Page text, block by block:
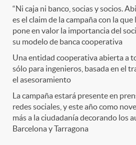
i
a
s
“Ni caja ni banco, socias y socios.
es el claim de la campaña con la
pone en valor la importancia del
su modelo de banca cooperativa
Una entidad cooperativa abierta a
sólo para ingenieros, basada en el
el asesoramiento
La campaña estará presente en
redes sociales, y este año como
más a la ciudadanía decorando los
Barcelona y Tarragona